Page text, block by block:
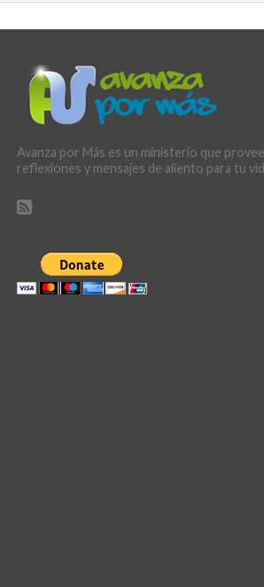
Avanza por Más es un ministerio que
reflexiones y mensajes de aliento para tu